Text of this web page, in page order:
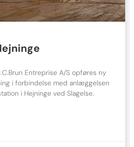
Entreprise A/S opføres ny
i forbindelse med anlæggelsen
i Hejninge ved Slagelse.